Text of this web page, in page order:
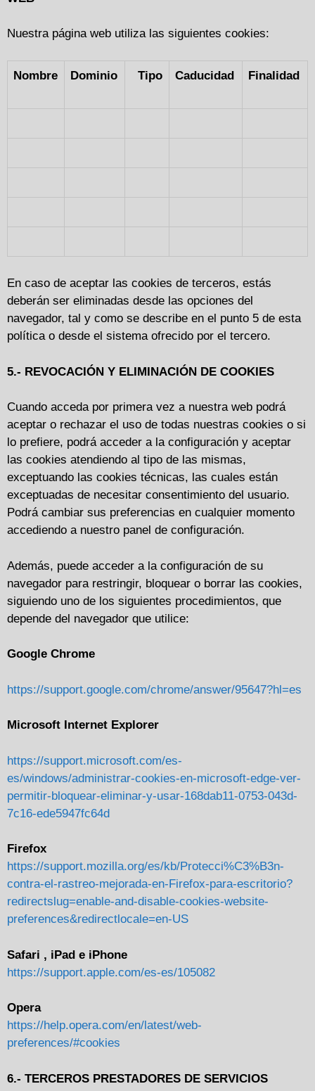
Nuestra página web utiliza las siguientes cookies:
Nombre Dominio Tipo Caducidad Finalidad
En caso de aceptar las cookies de terceros, estás
deberán ser eliminadas desde las opciones del
navegador, tal y como se describe en el punto 5 de esta
política o desde el sistema ofrecido por el tercero.
5.- REVOCACIÓN Y ELIMINACIÓN DE COOKIES
Cuando acceda por primera vez a nuestra web podrá
aceptar o rechazar el uso de todas nuestras cookies o si
lo prefiere, podrá acceder a la configuración y aceptar
las cookies atendiendo al tipo de las mismas,
exceptuando las cookies técnicas, las cuales están
exceptuadas de necesitar consentimiento del usuario.
Podrá cambiar sus preferencias en cualquier momento
accediendo a nuestro panel de configuración.
Además, puede acceder a la configuración de su
navegador para restringir, bloquear o borrar las cookies,
siguiendo uno de los siguientes procedimientos, que
depende del navegador que utilice:
Google Chrome
https://support.google.com/chrome/answer/95647?hl=es
Microsoft Internet Explorer
https://support.microsoft.com/es-
es/windows/administrar-cookies-en-microsoft-edge-ver-
permitir-bloquear-eliminar-y-usar-168dab11-0753-043d-
7c16-ede5947fc64d
Firefox
https://support.mozilla.org/es/kb/Protecci%C3%B3n-
contra-el-rastreo-mejorada-en-Firefox-para-escritorio?
redirectslug=enable-and-disable-cookies-website-
preferences&redirectlocale=en-US
Safari , iPad e iPhone
https://support.apple.com/es-es/105082
Opera
https://help.opera.com/en/latest/web-
preferences/#cookies
6.- TERCEROS PRESTADORES DE SERVICIOS